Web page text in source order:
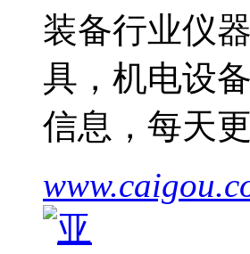
装备行业仪
具，机电设
信息，每天